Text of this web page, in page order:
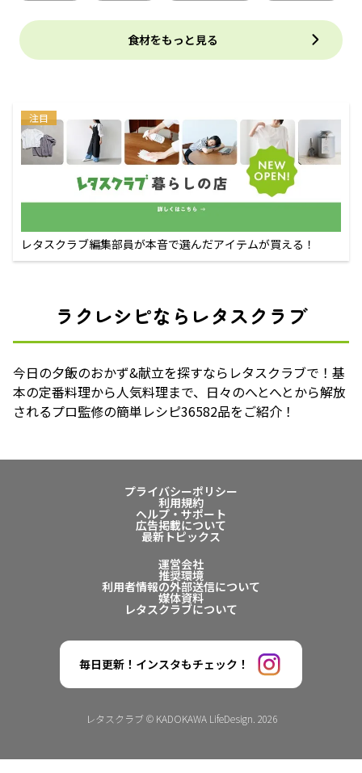
食材をもっと見る
注目
レタスクラブ編集部員が本音で選んだアイテムが買える！
ラクレシピならレタスクラブ
今日の夕飯のおかず&献立を探すならレタスクラブで！基
本の定番料理から人気料理まで、日々のへとへとから解放
されるプロ監修の簡単レシピ36582品をご紹介！
プライバシーポリシー
利用規約
ヘルプ・サポート
広告掲載について
最新トピックス
運営会社
推奨環境
利用者情報の外部送信について
媒体資料
レタスクラブについて
毎日更新！インスタもチェック！
レタスクラブ © KADOKAWA LifeDesign. 2026